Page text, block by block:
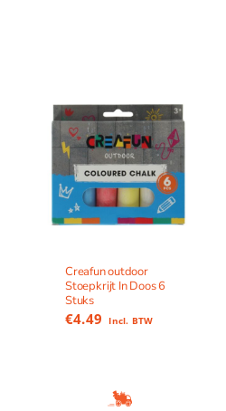
Creafun outdoor
Stoepkrijt In Doos 6
Stuks
€4.49 Incl. BTW